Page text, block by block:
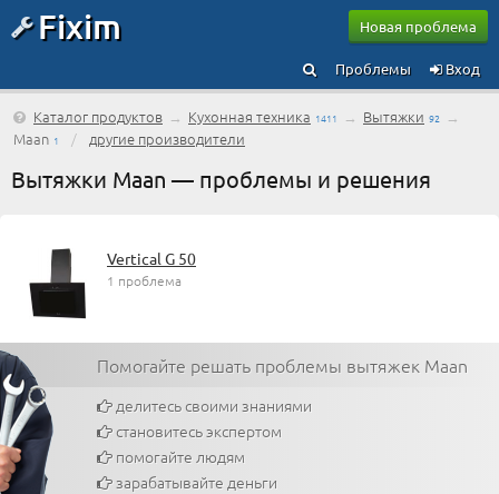
Fixim Новая проблема
Вход
Проблемы
Каталог продуктов → Кухонная техника 1411 → Вытяжки 92 →
Maan 1 / другие производители
Вытяжки Maan — проблемы и решения
Vertical G 50
1 проблема
Помогайте решать проблемы вытяжек Maan
делитесь своими знаниями
становитесь экспертом
помогайте людям
зарабатывайте деньги